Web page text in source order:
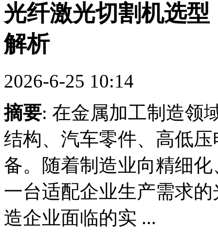
光纤激光切割机选
解析
2026-6-25 10:14
摘要: 在金属加工制造领
结构、汽车零件、高低
备。随着制造业向精细
一台适配企业生产需求
造企业面临的实 ...